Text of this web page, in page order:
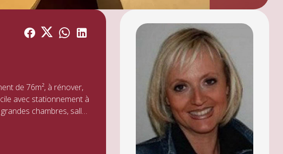
avec stationnement à
chambres, salle
idéal pour